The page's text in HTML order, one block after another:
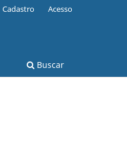
Buscar
Cadastro Acesso